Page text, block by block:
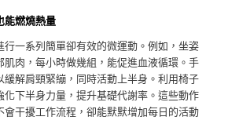
能燃燒熱量
一系列簡單卻有效的微運動。例如，坐姿
肉，每小時做幾組，能促進血液循環。手
解肩頸緊繃，同時活動上半身。利用椅子
下半身力量，提升基礎代謝率。這些動作
干擾工作流程，卻能默默增加每日的活動